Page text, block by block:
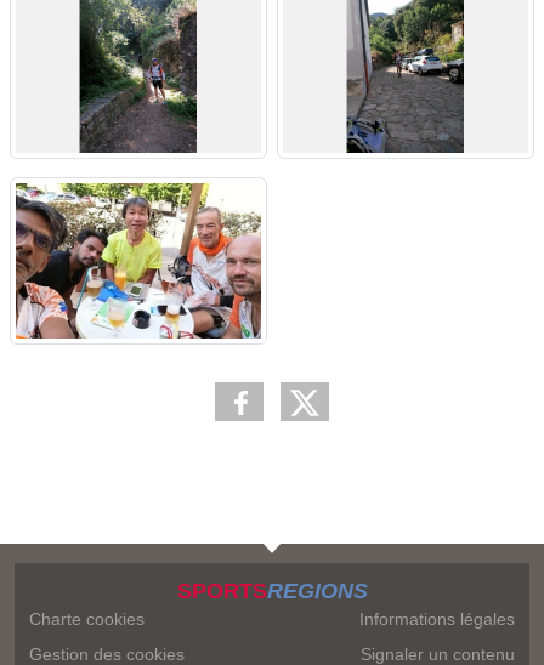
SPORTSREGIONS
Charte cookies
Gestion des cookies
Informations légales
Signaler un contenu